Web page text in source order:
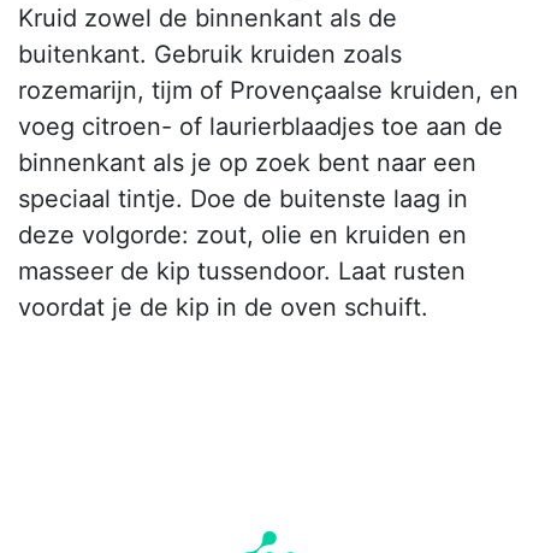
Kruid zowel de binnenkant als de
buitenkant. Gebruik kruiden zoals
rozemarijn, tijm of Provençaalse kruiden, en
voeg citroen- of laurierblaadjes toe aan de
binnenkant als je op zoek bent naar een
speciaal tintje. Doe de buitenste laag in
deze volgorde: zout, olie en kruiden en
masseer de kip tussendoor. Laat rusten
voordat je de kip in de oven schuift.